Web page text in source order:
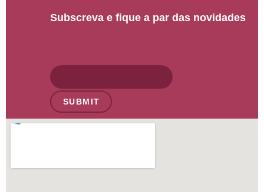
Subscreva e fique a par das novidades